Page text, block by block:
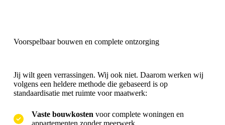
Voorspelbaar bouwen en complete ontzorging
Jij wilt geen verrassingen. Wij ook niet. Daarom werken wij
volgens een heldere methode die gebaseerd is op
standaardisatie met ruimte voor maatwerk:
Vaste bouwkosten voor complete woningen en